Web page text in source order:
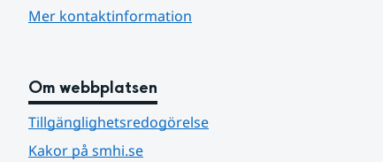
Mer kontaktinformation
Om webbplatsen
Tillgänglighetsredogörelse
Kakor på smhi.se